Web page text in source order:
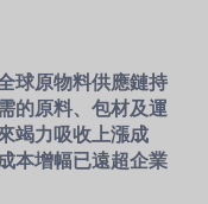
球原物料供應鏈持
的原料、包材及運
竭力吸收上漲成
本增幅已遠超企業